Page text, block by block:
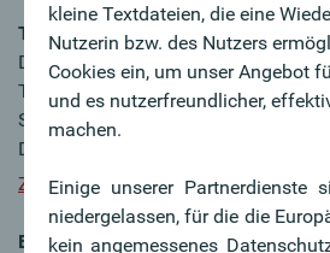
Test-Schnittstelle - XS2A-Sandbox
Das Test-Schnittstelle („XS2A-
Testdaten, die bei finAPI
Schnittstelle entnehmen Sie
Dokumentation“.
Zur Schnittstelle
Entwickler Dokumentation
kleine Textdateien, die eine
Nutzerin bzw. des Nutzers
Cookies ein, um unser Angebot
und es nutzerfreundlicher,
machen.
Einige unserer Partnerdienste
niedergelassen, für die die
kein angemessenes